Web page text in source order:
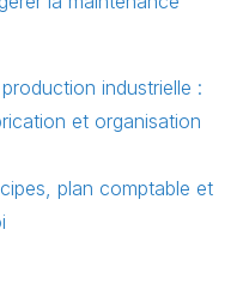
industrielle :
et organisation
plan comptable et